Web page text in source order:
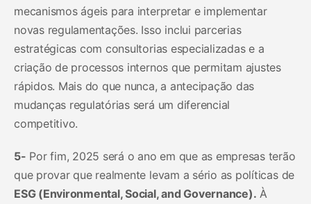
mecanismos ágeis para interpretar e implementar
novas regulamentações. Isso inclui parcerias
estratégicas com consultorias especializadas e a
criação de processos internos que permitam ajustes
rápidos. Mais do que nunca, a antecipação das
mudanças regulatórias será um diferencial
competitivo.
5- Por fim, 2025 será o ano em que as empresas terão
que provar que realmente levam a sério as políticas de
ESG (Environmental, Social, and Governance). À